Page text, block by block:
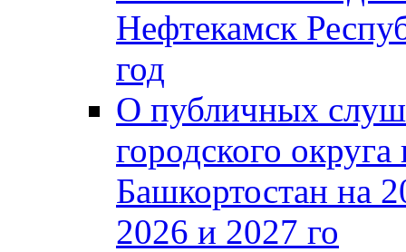
Нефтекамск
год
О публичных
городского
Башкортостан на
2026 и 2027 го